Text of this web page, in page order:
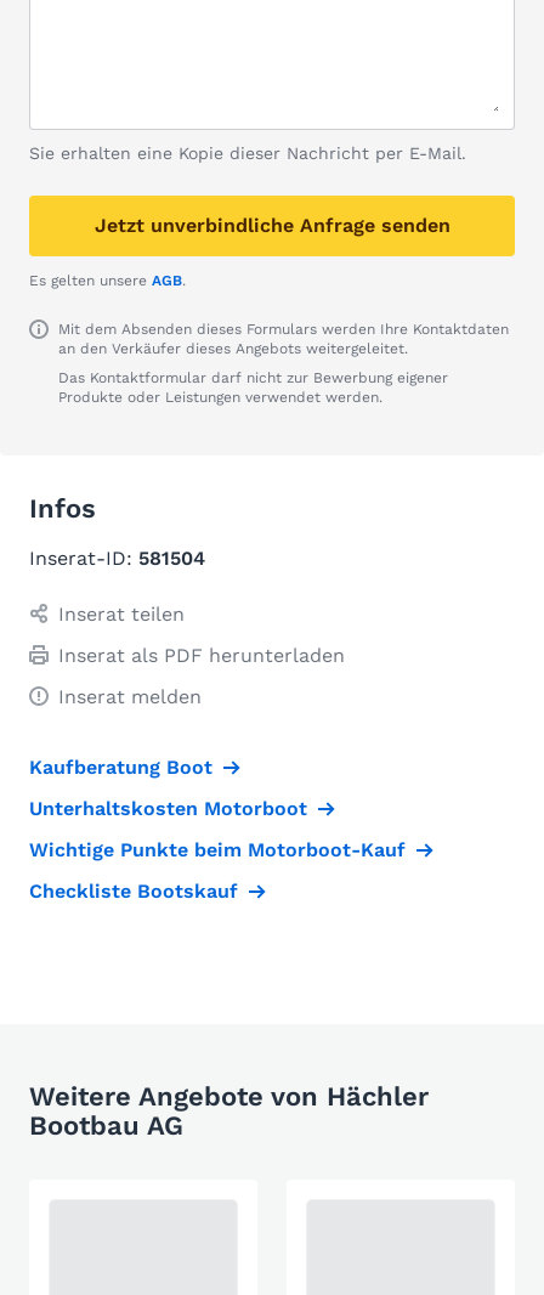
Sie erhalten eine Kopie dieser Nachricht per E-Mail.
Jetzt unverbindliche Anfrage senden
Es gelten unsere AGB.
Mit dem Absenden dieses Formulars werden Ihre Kontaktdaten
an den Verkäufer dieses Angebots weitergeleitet.
Das Kontaktformular darf nicht zur Bewerbung eigener
Produkte oder Leistungen verwendet werden.
Infos
Inserat-ID: 581504
Inserat teilen
Inserat als PDF herunterladen
Inserat melden
Kaufberatung Boot
Unterhaltskosten Motorboot
Wichtige Punkte beim Motorboot-Kauf
Checkliste Bootskauf
Weitere Angebote von Hächler
Bootbau AG